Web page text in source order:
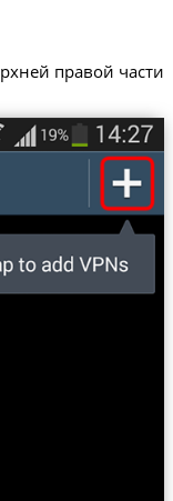
правой части